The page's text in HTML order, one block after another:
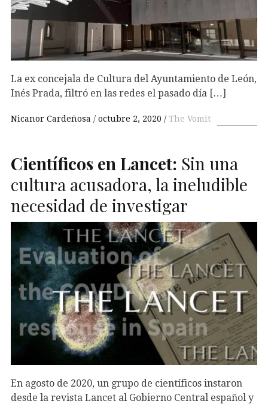
La ex concejala de Cultura del Ayuntamiento de León,
Inés Prada, filtró en las redes el pasado día […]
Nicanor Cardeñosa octubre 2, 2020 The Vomit
Científicos en Lancet: Sin una
cultura acusadora, la ineludible
necesidad de investigar
En agosto de 2020, un grupo de científicos instaron
desde la revista Lancet al Gobierno Central español y